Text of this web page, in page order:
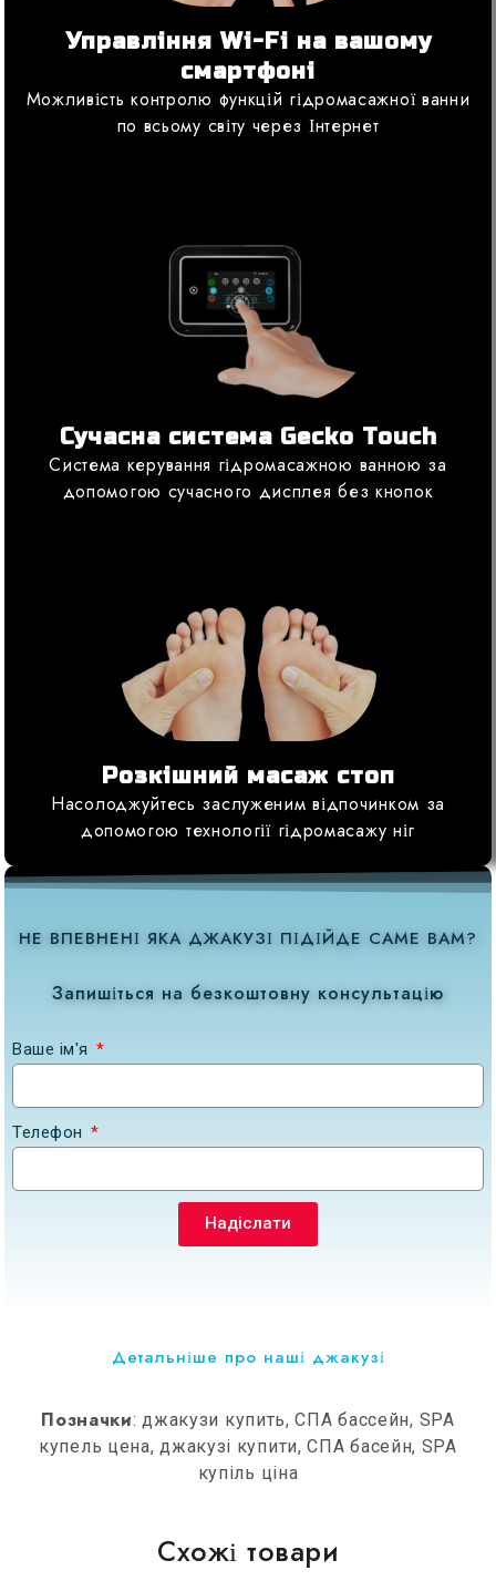
Управління Wi-Fi на вашому
смартфоні
Можливість контролю функцій гідромасажної ванни
по всьому світу через Інтернет
Сучасна система Gecko Touch
Система керування гідромасажною ванною за
допомогою сучасного дисплея без кнопок
Розкішний масаж стоп
Насолоджуйтесь заслуженим відпочинком за
допомогою технології гідромасажу ніг
НЕ ВПЕВНЕНІ ЯКА ДЖАКУЗІ ПІДІЙДЕ САМЕ ВАМ?
Запишіться на безкоштовну консультацію
Ваше ім'я
Телефон
Надіслати
Детальніше про наші джакузі
Позначки: джакузи купить, СПА бассейн, SPA
купель цена, джакузі купити, СПА басейн, SPA
купіль ціна
Схожі товари